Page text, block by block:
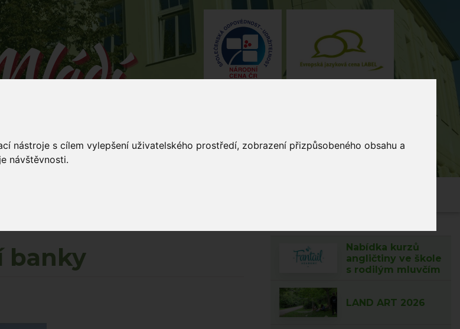
nástroje s cílem vylepšení uživatelského prostředí, zobrazení přizpůsobeného obsahu a
návštěvnosti.
banky
Nabídka kurzů
angličtiny ve škole
s rodilým mluvčím
LAND ART 2026